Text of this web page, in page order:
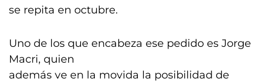
se repita en octubre.
Uno de los que encabeza ese pedido es Jorge
Macri, quien
además ve en la movida la posibilidad de